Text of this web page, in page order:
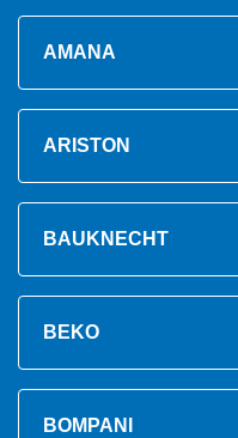
AMANA
ARISTON
BAUKNECHT
BEKO
BOMPANI